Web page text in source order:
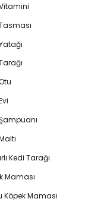
Kedi Tarağı
Maması
Köpek Maması